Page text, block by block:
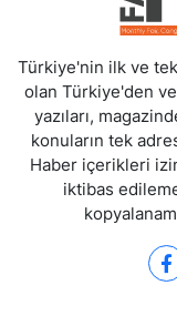
Türkiye'nin ilk ve
olan Türkiye'den
yazıları,
konuların tek
Haber içerikleri
iktibas